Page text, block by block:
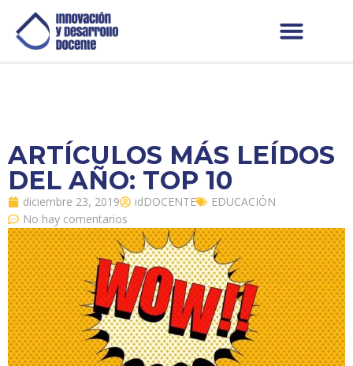
ARTÍCULOS MÁS LEÍDOS
DEL AÑO: TOP 10
diciembre 23, 2019 idDOCENTE
EDUCACIÓN
No hay comentarios